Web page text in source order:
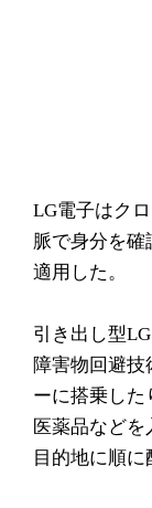
LG電子はク
脈で身分を確
適用した。
引き出し型
障害物回避技
ーに搭乗し
医薬品など
目的地に順に